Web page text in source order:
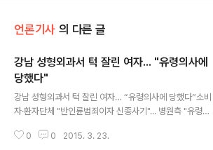
언론기사 의 다른 글
강남 성형외과서 턱 잘린 여자... "유령의사에
당했다"
강남 성형외과서 턱 잘린 여자… “유령의사에 당했다”소비
자·환자단체 "반인륜범죄이자 신종사기"... 병원측 "유령수
형외과에서 수술을 받은 김아무개씨는 병원 문을 열고 들
0 0 2015. 3. 23.